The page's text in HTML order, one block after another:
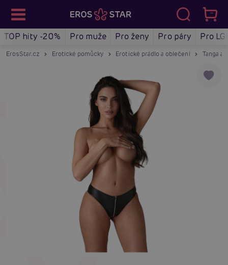
TOP hity -20% Pro muže Pro ženy Pro páry Pro
ErosStar.cz Erotické pomůcky Erotické prádlo a oblečení Tanga a